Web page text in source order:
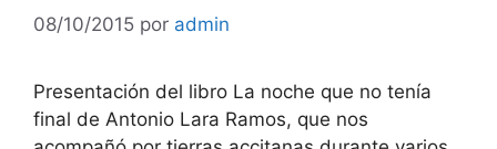
08/10/2015 por admin
Presentación del libro La noche que no tenía
final de Antonio Lara Ramos, que nos